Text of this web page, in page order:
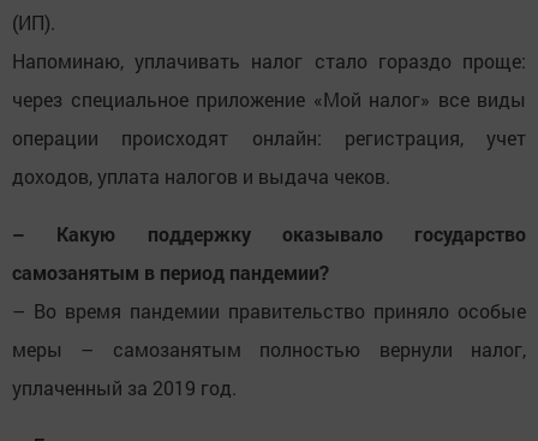
(ИП).
Напоминаю, уплачивать налог стало гораздо проще:
через специальное приложение «Мой налог» все виды
операции происходят онлайн: регистрация, учет
доходов, уплата налогов и выдача чеков.
– Какую поддержку оказывало государство
самозанятым в период пандемии?
– Во время пандемии правительство приняло особые
меры – самозанятым полностью вернули налог,
уплаченный за 2019 год.